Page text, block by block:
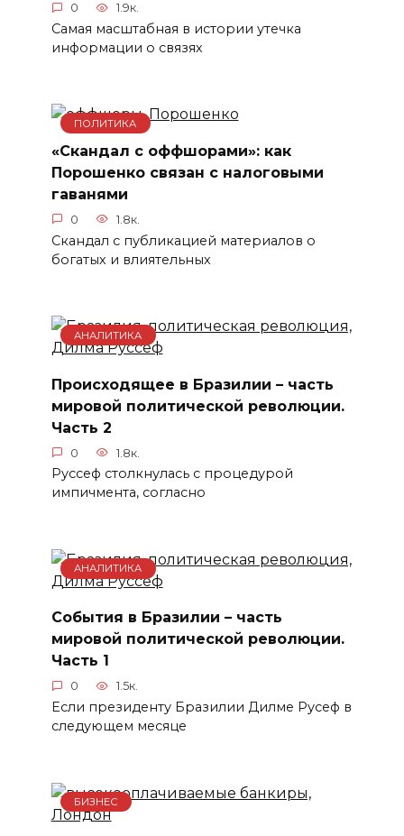
0 1.9к.
Самая масштабная в истории утечка
информации о связях
ПОЛИТИКА
«Скандал с оффшорами»: как
Порошенко связан с налоговыми
гаванями
0 1.8к.
Скандал с публикацией материалов о
богатых и влиятельных
АНАЛИТИКА
Происходящее в Бразилии – часть
мировой политической революции.
Часть 2
0 1.8к.
Руссеф столкнулась с процедурой
импичмента, согласно
АНАЛИТИКА
События в Бразилии – часть
мировой политической революции.
Часть 1
0 1.5к.
Если президенту Бразилии Дилме Русеф в
следующем месяце
БИЗНЕС